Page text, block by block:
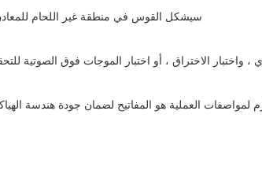
سيشكل القوس في منطقة غير اللحام
الاختراق ، أو اختبار الموجات فوق الصوتية
لمواصفات العملية هو المفاتيح لضمان جودة هندسة